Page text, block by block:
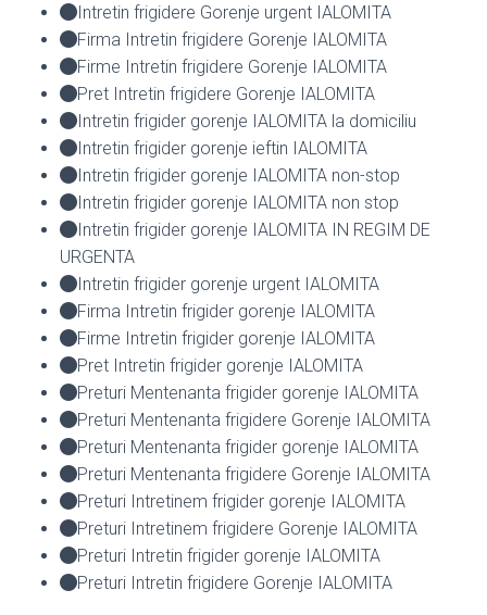
Intretin frigidere Gorenje urgent IALOMITA
Firma Intretin frigidere Gorenje IALOMITA
Firme Intretin frigidere Gorenje IALOMITA
Pret Intretin frigidere Gorenje IALOMITA
Intretin frigider gorenje IALOMITA la domiciliu
Intretin frigider gorenje ieftin IALOMITA
Intretin frigider gorenje IALOMITA non-stop
Intretin frigider gorenje IALOMITA non stop
Intretin frigider gorenje IALOMITA IN REGIM DE
URGENTA
Intretin frigider gorenje urgent IALOMITA
Firma Intretin frigider gorenje IALOMITA
Firme Intretin frigider gorenje IALOMITA
Pret Intretin frigider gorenje IALOMITA
Preturi Mentenanta frigider gorenje IALOMITA
Preturi Mentenanta frigidere Gorenje IALOMITA
Preturi Mentenanta frigider gorenje IALOMITA
Preturi Mentenanta frigidere Gorenje IALOMITA
Preturi Intretinem frigider gorenje IALOMITA
Preturi Intretinem frigidere Gorenje IALOMITA
Preturi Intretin frigider gorenje IALOMITA
Preturi Intretin frigidere Gorenje IALOMITA